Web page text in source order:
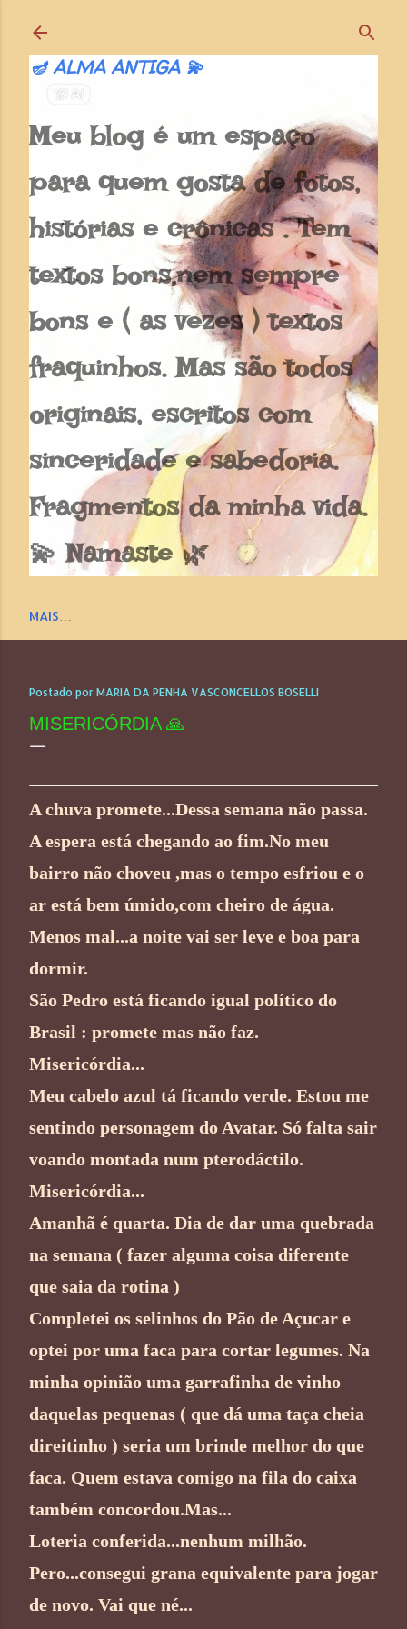
🪔 ALMA ANTIGA 💫
Meu blog é um espaço
para quem gosta de fotos,
histórias e crônicas . Tem
textos bons,nem sempre
bons e ( as vezes ) textos
fraquinhos. Mas são todos
originais, escritos com
sinceridade e sabedoria.
Fragmentos da minha vida.
💫 Namaste 🌿
MAIS…
Postado por MARIA DA PENHA VASCONCELLOS BOSELLI
MISERICÓRDIA 🙏
A chuva promete...Dessa semana não passa.
A espera está chegando ao fim.No meu
bairro não choveu ,mas o tempo esfriou e o
ar está bem úmido,com cheiro de água.
Menos mal...a noite vai ser leve e boa para
dormir.
São Pedro está ficando igual político do
Brasil : promete mas não faz.
Misericórdia...
Meu cabelo azul tá ficando verde. Estou me
sentindo personagem do Avatar. Só falta sair
voando montada num pterodáctilo.
Misericórdia...
Amanhã é quarta. Dia de dar uma quebrada
na semana ( fazer alguma coisa diferente
que saia da rotina )
Completei os selinhos do Pão de Açucar e
optei por uma faca para cortar legumes. Na
minha opinião uma garrafinha de vinho
daquelas pequenas ( que dá uma taça cheia
direitinho ) seria um brinde melhor do que
faca. Quem estava comigo na fila do caixa
também concordou.Mas...
Loteria conferida...nenhum milhão.
Pero...consegui grana equivalente para jogar
de novo. Vai que né...